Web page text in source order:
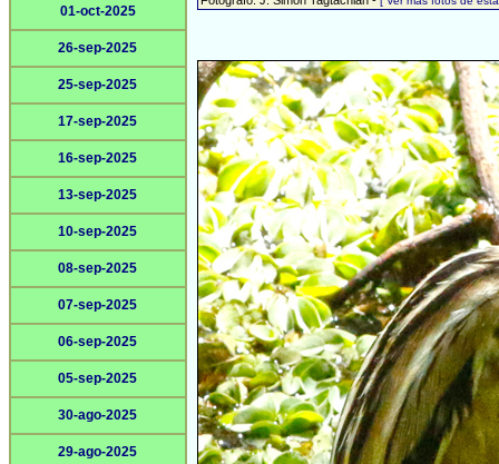
01-oct-2025
26-sep-2025
25-sep-2025
17-sep-2025
16-sep-2025
13-sep-2025
10-sep-2025
08-sep-2025
07-sep-2025
06-sep-2025
05-sep-2025
30-ago-2025
29-ago-2025